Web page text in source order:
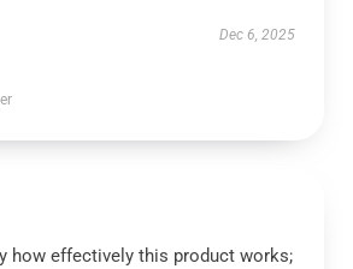
Dec 6, 2025
how effectively this product works;